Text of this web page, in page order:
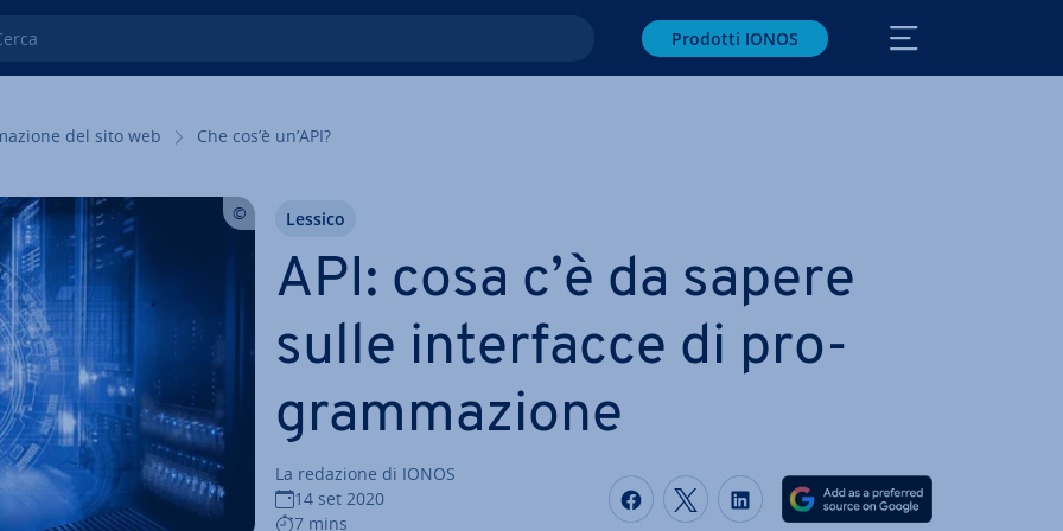
Prodotti IONOS
del sito web Che cos’è un’API?
API: cosa c’è da sapere
sulle in­ter­fac­ce di pro­
gram­ma­zio­ne
La redazione di IONOS
14 set 2020
7 mins
Condividi via Facebook
Condividi via Twitter
Condividi via LinkedIN
Lessico